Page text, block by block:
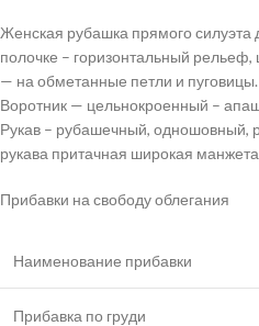
Женская рубашка прямого
полочке – горизонтальный рельеф,
— на обметанные петли и
Воротник — цельнокроенный –
Рукав – рубашечный, одношовный,
рукава притачная широкая
Прибавки на свободу облегания
Наименование прибавки
Прибавка по груди